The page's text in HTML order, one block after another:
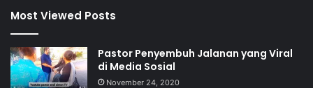
Most Viewed Posts
Pastor Penyembuh Jalanan yang Viral
di Media Sosial
November 24, 2020